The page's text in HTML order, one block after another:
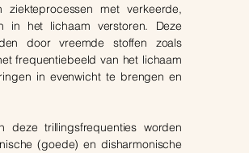
met verkeerde,
in het lichaam verstoren. Deze
door vreemde stoffen zoals
frequentiebeeld van het lichaam
in evenwicht te brengen en
deze trillingsfrequenties worden
(goede) en disharmonische